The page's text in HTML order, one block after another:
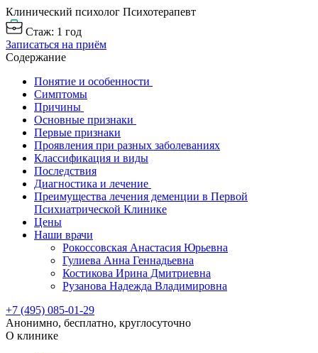
Клинический психолог Психотерапевт
Стаж: 1 год
Записаться на приём
Содержание
Понятие и особенности
Симптомы
Причины
Основные признаки
Первые признаки
Проявления при разных заболеваниях
Классификация и виды
Последствия
Диагностика и лечение
Преимущества лечения деменции в Первой
Психиатрической Клинике
Цены
Наши врачи
Рокоссовская Анастасия Юрьевна
Гулиева Анна Геннадьевна
Костикова Ирина Дмитриевна
Рузанова Надежда Владимировна
+7 (495) 085-01-29
Анонимно, бесплатно, круглосуточно
О клинике